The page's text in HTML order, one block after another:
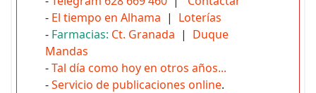
- El tiempo en Alhama | Loterías
- Farmacias: Ct. Granada | Duque
Mandas
-Tal día como hoy en otros años...
-Servicio de publicaciones online.